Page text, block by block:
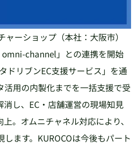
ーショップ（本社：大阪市）
channel」との連携を開始
ドリブンEC支援サービス」を通
用の内製化までを一括支援で受
し、EC・店舗運営の現場知見
。オムニチャネル対応により、
ます。KUROCOは今後もパート